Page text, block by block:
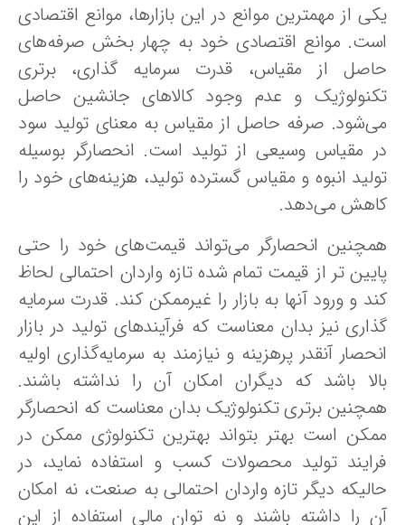
از مهمترین موانع در این بازارها، موانع اقتصادی
موانع اقتصادی خود به چهار بخش صرفه‌های
از مقیاس، قدرت سرمایه گذاری، برتری
و عدم وجود کالاهای جانشین حاصل
صرفه حاصل از مقیاس به معنای تولید سود
مقیاس وسیعی از تولید است. انحصارگر بوسیله
انبوه و مقیاس گسترده تولید، هزینه‌های خود را
می‌دهد.
انحصارگر می‌تواند قیمت‌های خود را حتی
تر از قیمت تمام شده تازه واردان احتمالی لحاظ
و ورود آنها به بازار را غیرممکن کند. قدرت سرمایه
نیز بدان معناست که فرآیندهای تولید در بازار
آنقدر پرهزینه و نیازمند به سرمایه‌گذاری اولیه
باشد که دیگران امکان آن را نداشته باشند.
برتری تکنولوژیک بدان معناست که انحصارگر
است بهتر بتواند بهترین تکنولوژی ممکن در
تولید محصولات کسب و استفاده نماید، در
دیگر تازه واردان احتمالی به صنعت، نه امکان
را داشته باشند و نه توان مالی استفاده از این